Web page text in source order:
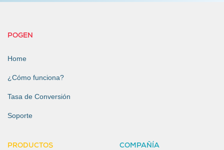
POGEN
Home
¿Cómo funciona?
Tasa de Conversión
Soporte
PRODUCTOS COMPAÑÍA